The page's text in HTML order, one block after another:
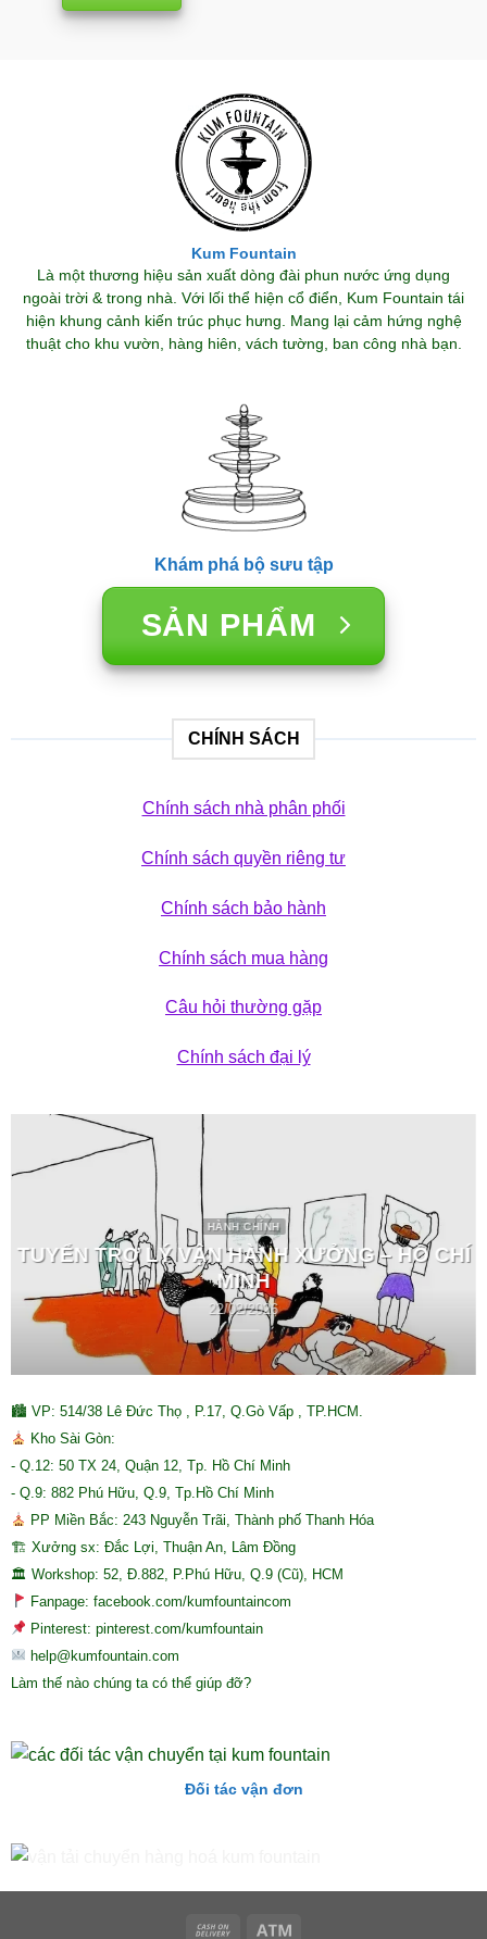
Kum Fountain
Là một thương hiệu sản xuất dòng đài phun nước ứng dụng
ngoài trời & trong nhà. Với lối thể hiện cổ điển, Kum Fountain tái
hiện khung cảnh kiến trúc phục hưng. Mang lại cảm hứng nghệ
thuật cho khu vườn, hàng hiên, vách tường, ban công nhà bạn.
Khám phá bộ sưu tập
SẢN PHẨM
CHÍNH SÁCH
Chính sách nhà phân phối
Chính sách quyền riêng tư
Chính sách bảo hành
Chính sách mua hàng
Câu hỏi thường gặp
Chính sách đại lý
HÀNH CHÍNH
TUYỂN TRỢ LÝ VẬN HÀNH XƯỞNG – HỒ CHÍ
MINH
22/02/2026
🏙 VP: 514/38 Lê Đức Thọ , P.17, Q.Gò Vấp , TP.HCM.
Kho Sài Gòn:
- Q.12: 50 TX 24, Quận 12, Tp. Hồ Chí Minh
- Q.9: 882 Phú Hữu, Q.9, Tp.Hồ Chí Minh
PP Miền Bắc: 243 Nguyễn Trãi, Thành phố Thanh Hóa
🏗 Xưởng sx: Đắc Lợi, Thuận An, Lâm Đồng
🏛 Workshop: 52, Đ.882, P.Phú Hữu, Q.9 (Cũ), HCM
Fanpage: facebook.com/kumfountaincom
Pinterest: pinterest.com/kumfountain
help@kumfountain.com
Làm thế nào chúng ta có thể giúp đỡ?
Đối tác vận đơn